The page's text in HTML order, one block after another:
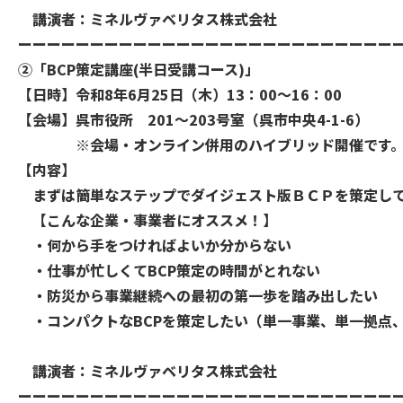
​ 講演者：ミネルヴァベリタス株式会社
ーーーーーーーーーーーーーーーーーーーーーーーーーー
➁「BCP策定講座(半日受講コース)」
【日時】令和8年6月25日（木）13：00～16：00
【会場】呉市役所 201～203号室（呉市中央4-1-6）
※会場・オンライン併用のハイブリッド開催です
【内容】
まずは簡単なステップでダイジェスト版ＢＣＰを策定し
【こんな企業・事業者にオススメ！】
​・何から手をつければよいか分からない
・仕事が忙しくてBCP策定の時間がとれない
・防災から事業継続への最初の第一歩を踏み出したい
・コンパクトなBCPを策定したい（単一事業、単一拠点
​ 講演者：ミネルヴァベリタス株式会社
ーーーーーーーーーーーーーーーーーーーーーーーーーー